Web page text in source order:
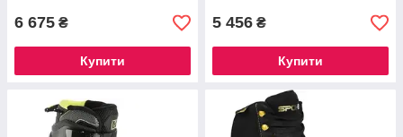
6 675 ₴
Купити
5 456 ₴
Купити